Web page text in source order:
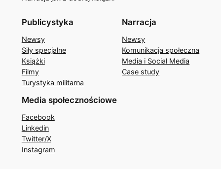
Publicystyka
Newsy
Siły specjalne
Książki
Filmy
Turystyka militarna
Narracja
Newsy
Komunikacja społeczna
Media i Social Media
Case study
Media społecznościowe
Facebook
Linkedin
Twitter/X
Instagram